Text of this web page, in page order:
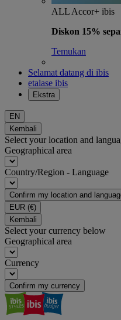
ALL Accor+ ibis
Diskon 15%
Temukan
Selamat datang di ibis
etalase ibis
Ekstra
EN
Kembali
Select your location and
Geographical area
Country/Region - Language
Confirm my location and
EUR (€)
Kembali
Select your currency below
Geographical area
Currency
Confirm my currency